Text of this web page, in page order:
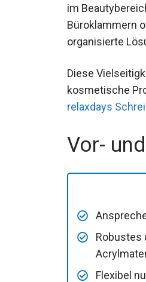
im
Büroklammern
organisierte
Diese
kosmetische
relaxdays
Vor-
Robustes
Flexibel